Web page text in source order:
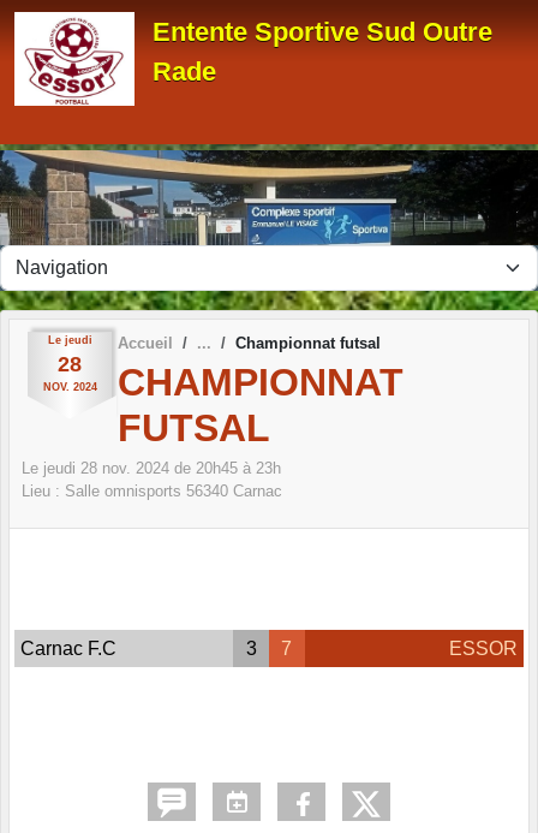
Entente Sportive Sud Outre
Rade
Le jeudi
28
NOV. 2024
Accueil Championnat futsal
CHAMPIONNAT
FUTSAL
Le jeudi 28 nov. 2024 de 20h45 à 23h
Lieu : Salle omnisports 56340 Carnac
Carnac F.C 3 7 ESSOR
Panneau de gestion des cookies